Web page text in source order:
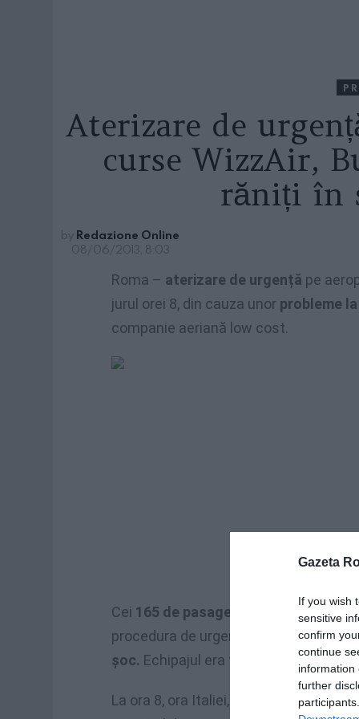
Gazeta
If you wish
sensitive
confirm
continue
information
further
Aterizare de
curse WizzAir,
răniți în
by Redazione Online
08/06/2013, 8:03
Roma – aterizare de urgență pe
jurul orei 8, din cauza unor probleme
companie aeriană low cost.
Cei 165 de pasageri (inclusiv trei
procedura de urgență efectuată fără
șoc. Echipajul era format din șase
La ora 8, ora Italiei, pilotii avionului